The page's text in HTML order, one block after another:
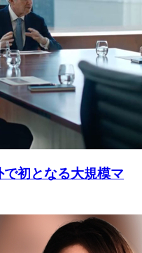
初となる大規模マ